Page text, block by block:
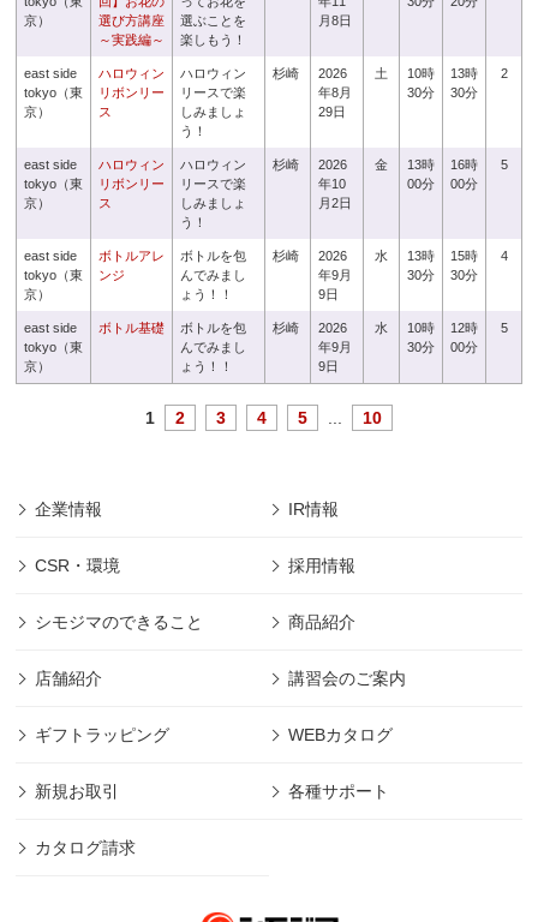
京）
選び方講座
～実践編～
選ぶことを
楽しもう！
月8日
east side
tokyo（東
京）
ハロウィン
リボンリー
ス
ハロウィン
リースで楽
しみましょ
う！
杉崎
2026
年8月
29日
土
10時
30分
13時
30分
2
east side
tokyo（東
京）
ハロウィン
リボンリー
ス
ハロウィン
リースで楽
しみましょ
う！
杉崎
2026
年10
月2日
金
13時
00分
16時
00分
5
east side
tokyo（東
京）
ボトルアレ
ンジ
ボトルを包
んでみまし
ょう！！
杉崎
2026
年9月
9日
水
13時
30分
15時
30分
4
east side
tokyo（東
京）
ボトル基礎
ボトルを包
んでみまし
ょう！！
杉崎
2026
年9月
9日
水
10時
30分
12時
00分
5
1 2 3 4 5 10
企業情報 IR情報
CSR・環境 採用情報
シモジマのできること 商品紹介
店舗紹介 講習会のご案内
ギフトラッピング WEBカタログ
新規お取引 各種サポート
カタログ請求